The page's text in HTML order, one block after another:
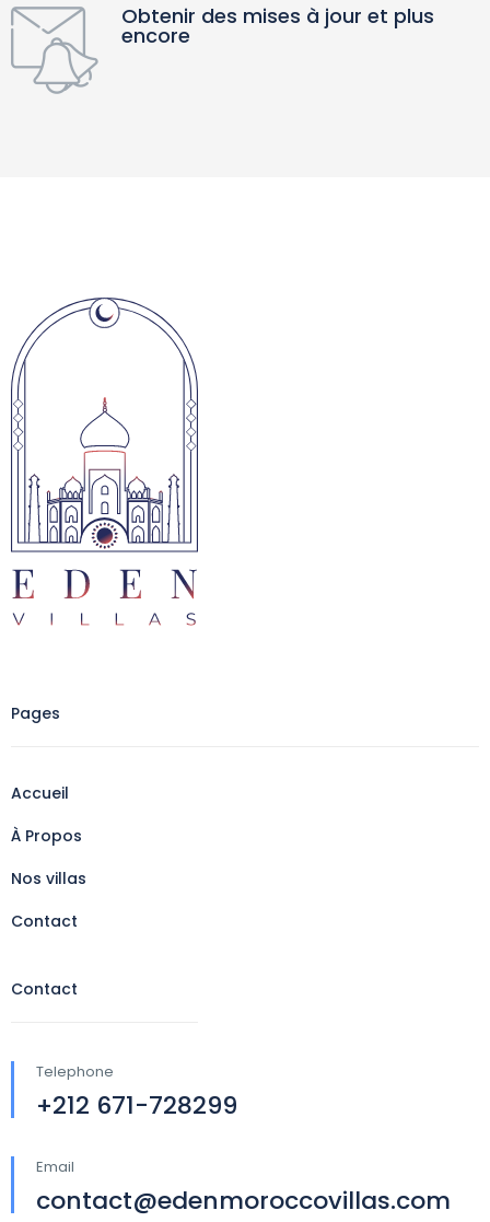
Obtenir des mises à jour et plus
encore
Pages
Accueil
À Propos
Nos villas
Contact
Contact
Telephone
+212 671-728299
Email
contact@edenmoroccovillas.com